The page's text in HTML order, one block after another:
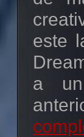
este
a